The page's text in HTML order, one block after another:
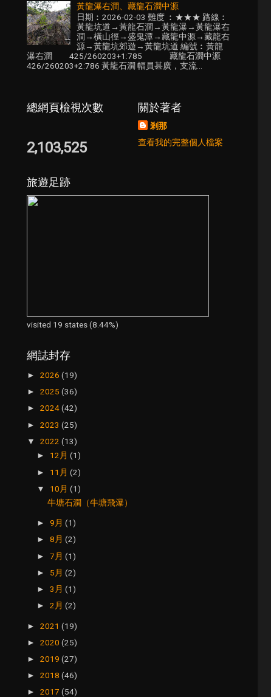
黃龍瀑右澗、藏龍石澗中源
日期︰2026-02-03 難度 ︰★★★ 路線︰
黃龍坑道→黃龍石澗→黃龍瀑→黃龍瀑右
澗→橫山徑→盛鬼潭→藏龍中源→藏龍右
源→黃龍坑郊遊→黃龍坑道 編號︰黃龍
瀑右澗 425/260203+1:785 藏龍石澗中源
426/260203+2:786 黃龍石澗 幅員甚廣，支流...
總網頁檢視次數
2,103,525
關於著者
剎那
查看我的完整個人檔案
旅遊足跡
visited 19 states (8.44%)
網誌封存
► 2026 (19)
► 2025 (36)
► 2024(42)
► 2023 (25)
▼ 2022 (13)
► 12月(1)
► 11月(2)
▼ 10月(1)
牛塘石澗（牛塘飛瀑）
►9月(1)
►8月(2)
►7月(1)
► 5月(2)
►3月(1)
►2月(2)
► 2021 (19)
► 2020 (25)
► 2019 (27)
► 2018 (46)
► 2017 (54)